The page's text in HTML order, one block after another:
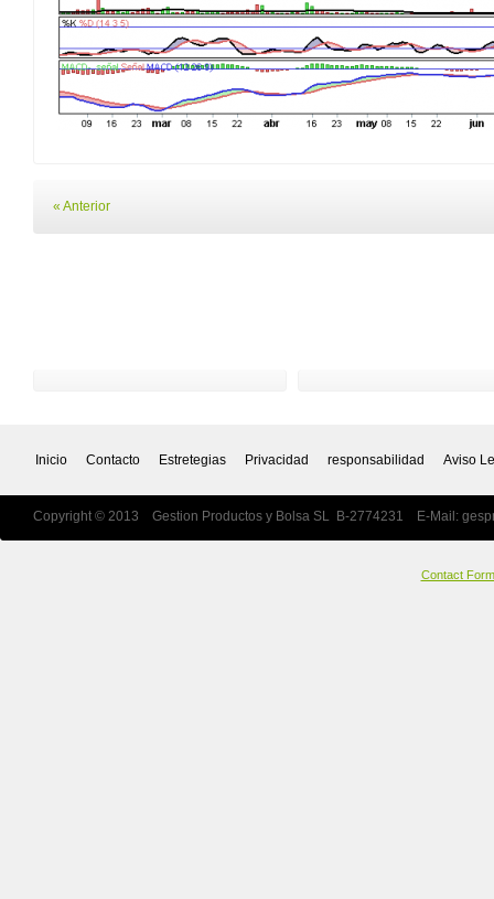
« Anterior
Inicio Contacto Estretegias Privacidad responsabilidad Aviso
Copyright © 2013 Gestion Productos y Bolsa SL B-2774231 E-Mail:
Contact Form